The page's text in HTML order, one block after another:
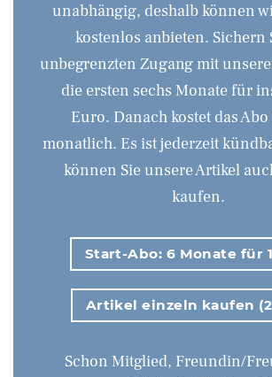
unabhängig, deshalb können
kostenlos anbieten. Sichern
unbegrenzten Zugang mit
die ersten sechs Monate für
Euro. Danach kostet das
monatlich. Es ist jederzeit
können Sie unsere Artikel
kaufen.
Start-Abo: 6 Monate für
Artikel einzeln kaufen (2
Schon Mitglied, Freundin/